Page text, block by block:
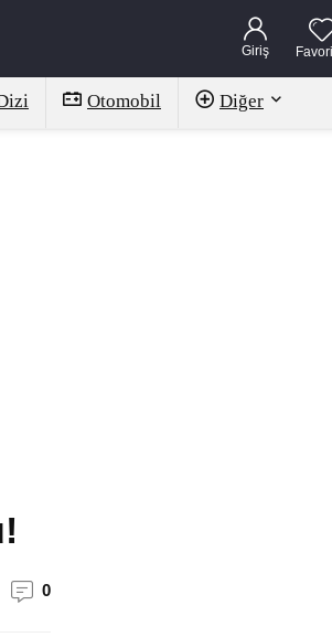
Giriş
Otomobil Diğer
0